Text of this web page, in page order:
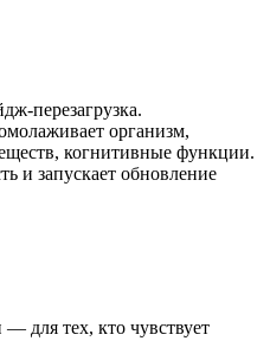
перезагрузка.
организм,
когнитивные функции.
и запускает обновление
для тех, кто чувствует